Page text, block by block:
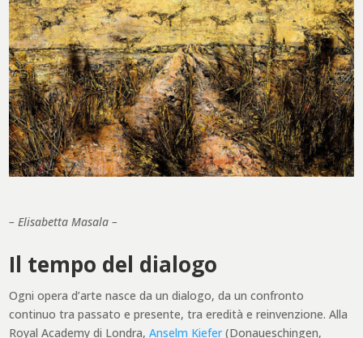
– Elisabetta Masala –
Il tempo del dialogo
Ogni opera d’arte nasce da un dialogo, da un confronto
continuo tra passato e presente, tra eredità e reinvenzione. Alla
Royal Academy di Londra,Anselm Kiefer(Donaueschingen,